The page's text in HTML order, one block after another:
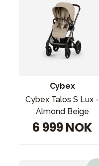
Cybex
Cybex Talos S Lux -
Almond Beige
6 999 NOK